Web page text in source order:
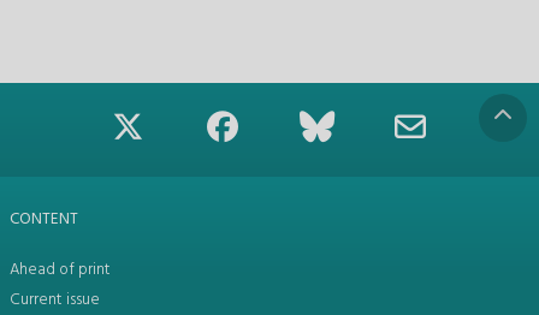
CONTENT
Ahead of print
Current issue